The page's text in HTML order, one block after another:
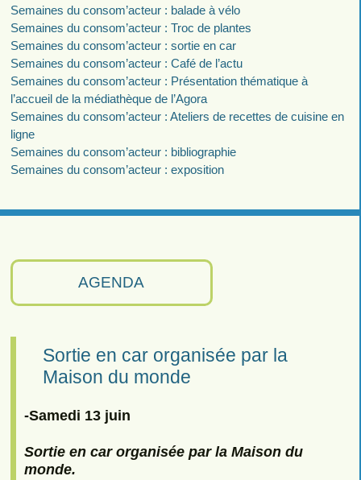
AGENDA
Sortie en car organisée par la
Maison du monde
-Samedi 13 juin
Sortie en car organisée par la Maison du
monde.
Semaines du consom’acteur : balade à vélo
Semaines du consom’acteur : Troc de plantes
Semaines du consom’acteur : sortie en car
Semaines du consom’acteur : Café de l’actu
Semaines du consom’acteur : Présentation thématique à
l’accueil de la médiathèque de l’Agora
Semaines du consom’acteur : Ateliers de recettes de cuisine en
ligne
Semaines du consom’acteur : bibliographie
Semaines du consom’acteur : exposition